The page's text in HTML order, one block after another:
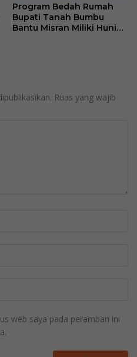
Program Bedah Rumah
Bupati Tanah Bumbu
Bantu Misran Miliki Hunian
Ruas yang wajib
web saya pada peramban ini